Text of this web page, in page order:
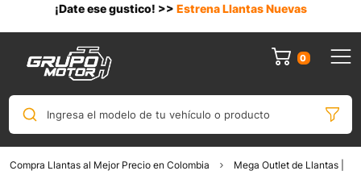
¡Date ese gustico! >> Estrena Llantas Nuevas
0
Ingresa el modelo de tu vehículo o producto
Compra Llantas al Mejor Precio en Colombia
Mega Outlet de Llantas |